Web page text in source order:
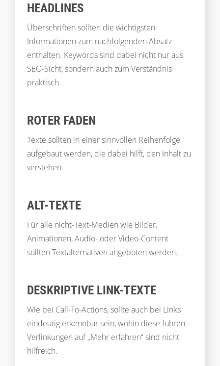
HEADLINES
Überschriften sollten die wichtigsten
Informationen zum nachfolgenden Absatz
enthalten. Keywords sind dabei nicht nur aus
SEO-Sicht, sondern auch zum Verständnis
praktisch.
ROTER FADEN
Texte sollten in einer sinnvollen Reihenfolge
aufgebaut werden, die dabei hilft, den Inhalt zu
verstehen.
ALT-TEXTE
Für alle nicht-Text-Medien wie Bilder,
Animationen, Audio- oder Video-Content
sollten Textalternativen angeboten werden.
DESKRIPTIVE LINK-TEXTE
Wie bei Call-To-Actions, sollte auch bei Links
eindeutig erkennbar sein, wohin diese führen.
Verlinkungen auf „Mehr erfahren“ sind nicht
hilfreich.